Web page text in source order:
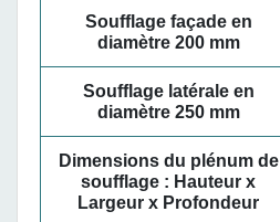
Soufflage façade en
diamètre 200 mm
Soufflage latérale en
diamètre 250 mm
Dimensions du plénum de
soufflage : Hauteur x
Largeur x Profondeur